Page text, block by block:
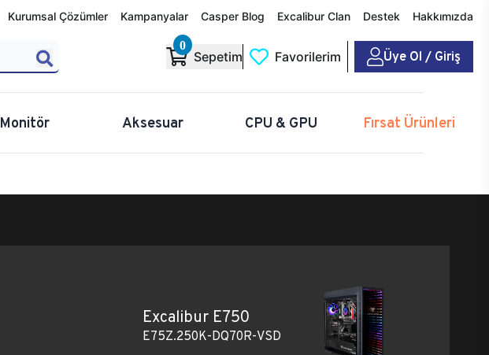
Kurumsal Çözümler Kampanyalar Casper Blog Excalibur Clan Destek Hakkımızda
0
Sepetim Favorilerim Üye Ol / Giriş
Monitör Aksesuar CPU & GPU Fırsat Ürünleri
Excalibur E750
E75Z.250K-DQ70R-VSD